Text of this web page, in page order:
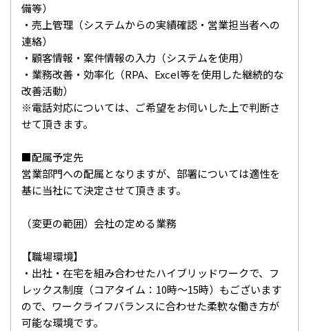
備等）
・売上管理（システムからの実績確認・営業担当者への
連絡）
・顧客情報・案件情報の入力（システムを使用）
・業務改善・効率化（RPA、Excel等を使用した継続的な
改善活動）
※電話対応については、ご希望をお伺いした上で判断さ
せて頂きます。
■配属予定先
営業部門への配属となりますが、部署については適性を
基に当社にて決定させて頂きます。
（変更の範囲）会社の定める業務
【職場環境】
・出社・在宅を組み合わせたハイブリッドワークで、フ
レックス制度（コアタイム：10時～15時）もございます
ので、ワークライフバランスに合わせた柔軟な働き方が
可能な環境です。